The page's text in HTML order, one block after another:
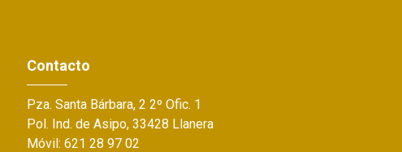
Contacto
Pza. Santa Bárbara, 2 2º Ofic. 1
Pol. Ind. de Asipo, 33428 Llanera
Móvil: 621 28 97 02